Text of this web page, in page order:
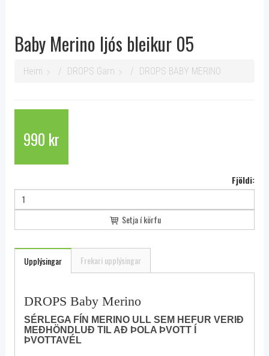
Baby Merino ljós bleikur 05
Heim DROPS Garn DROPS BABY MERINO
990 kr
Fjöldi:
Setja í körfu
Upplýsingar Frekari upplýsingar
DROPS Baby Merino
SÉRLEGA FÍN MERINO ULL SEM HEFUR VERIÐ
MEÐHÖNDLUÐ TIL AÐ ÞOLA ÞVOTT Í
ÞVOTTAVÉL